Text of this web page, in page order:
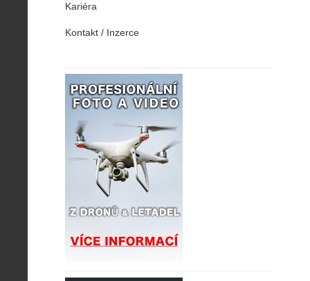
Kariéra
Kontakt / Inzerce